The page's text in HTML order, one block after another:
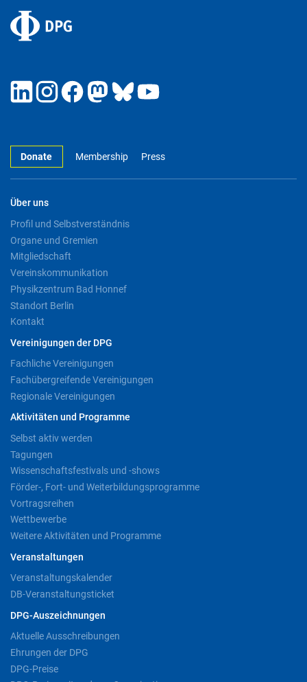
Donate Membership Press
Über uns
Profil und Selbstverständnis
Organe und Gremien
Mitgliedschaft
Vereinskommunikation
Physikzentrum Bad Honnef
Standort Berlin
Kontakt
Vereinigungen der DPG
Fachliche Vereinigungen
Fachübergreifende Vereinigungen
Regionale Vereinigungen
Aktivitäten und Programme
Selbst aktiv werden
Tagungen
Wissenschaftsfestivals und -shows
Förder-, Fort- und Weiterbildungsprogramme
Vortragsreihen
Wettbewerbe
Weitere Aktivitäten und Programme
Veranstaltungen
Veranstaltungskalender
DB-Veranstaltungsticket
DPG-Auszeichnungen
Aktuelle Ausschreibungen
Ehrungen der DPG
DPG-Preise